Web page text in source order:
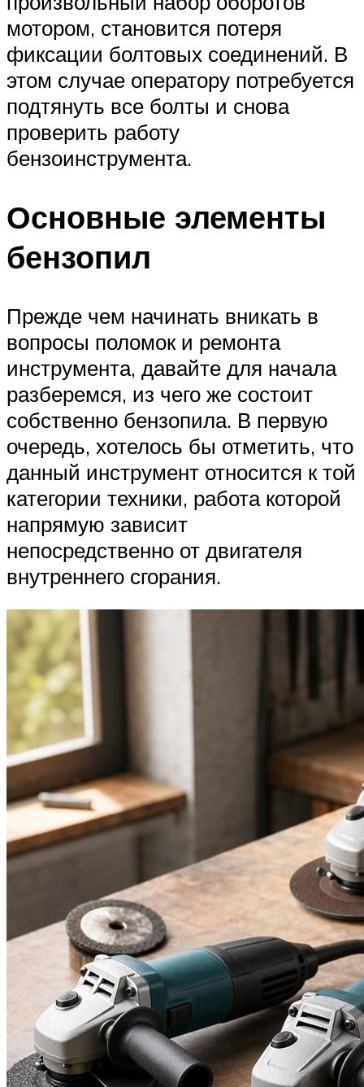
мотором, становится потеря
фиксации болтовых соединений. В
этом случае оператору потребуется
подтянуть все болты и снова
проверить работу
бензоинструмента.
Основные элементы
бензопил
Прежде чем начинать вникать в
вопросы поломок и ремонта
инструмента, давайте для начала
разберемся, из чего же состоит
собственно бензопила. В первую
очередь, хотелось бы отметить, что
данный инструмент относится к той
категории техники, работа которой
напрямую зависит
непосредственно от двигателя
внутреннего сгорания.